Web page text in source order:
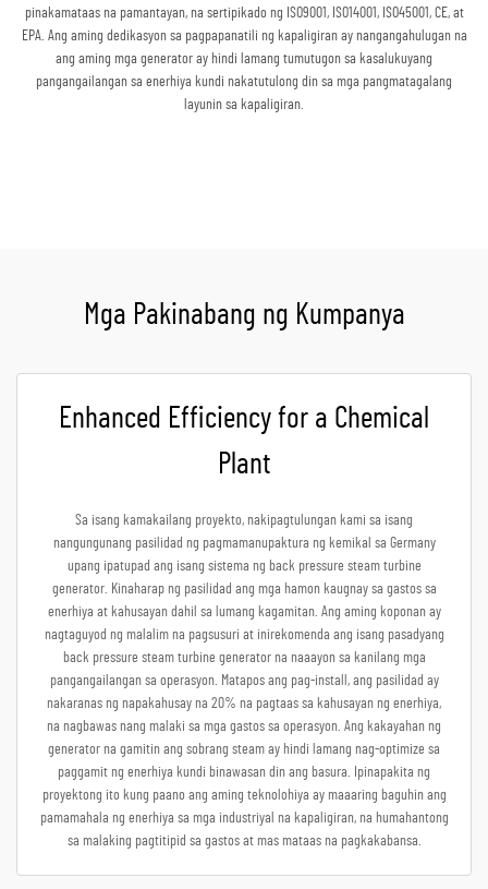
pinakamataas na pamantayan, na sertipikado ng ISO9001, ISO14001, ISO45001, CE, at
EPA. Ang aming dedikasyon sa pagpapanatili ng kapaligiran ay nangangahulugan na
ang aming mga generator ay hindi lamang tumutugon sa kasalukuyang
pangangailangan sa enerhiya kundi nakatutulong din sa mga pangmatagalang
layunin sa kapaligiran.
Mga Pakinabang ng Kumpanya
Enhanced Efficiency for a Chemical
Plant
Sa isang kamakailang proyekto, nakipagtulungan kami sa isang
nangungunang pasilidad ng pagmamanupaktura ng kemikal sa Germany
upang ipatupad ang isang sistema ng back pressure steam turbine
generator. Kinaharap ng pasilidad ang mga hamon kaugnay sa gastos sa
enerhiya at kahusayan dahil sa lumang kagamitan. Ang aming koponan ay
nagtaguyod ng malalim na pagsusuri at inirekomenda ang isang pasadyang
back pressure steam turbine generator na naaayon sa kanilang mga
pangangailangan sa operasyon. Matapos ang pag-install, ang pasilidad ay
nakaranas ng napakahusay na 20% na pagtaas sa kahusayan ng enerhiya,
na nagbawas nang malaki sa mga gastos sa operasyon. Ang kakayahan ng
generator na gamitin ang sobrang steam ay hindi lamang nag-optimize sa
paggamit ng enerhiya kundi binawasan din ang basura. Ipinapakita ng
proyektong ito kung paano ang aming teknolohiya ay maaaring baguhin ang
pamamahala ng enerhiya sa mga industriyal na kapaligiran, na humahantong
sa malaking pagtitipid sa gastos at mas mataas na pagkakabansa.